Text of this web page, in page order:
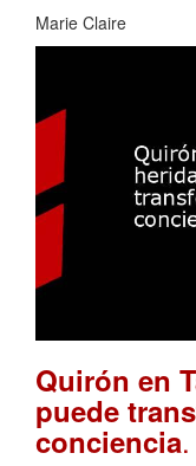
Marie Claire
Quirón en
puede
conciencia